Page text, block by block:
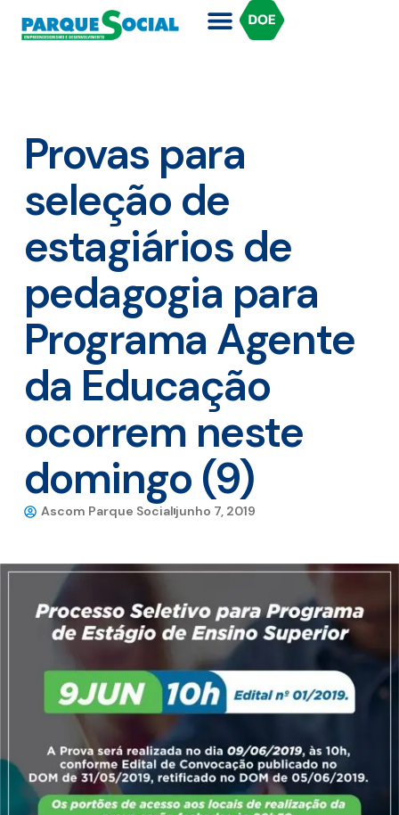
Provas para
seleção de
estagiários de
pedagogia para
Programa Agente
da Educação
ocorrem neste
domingo (9)
Ascom Parque Socialjunho 7, 2019